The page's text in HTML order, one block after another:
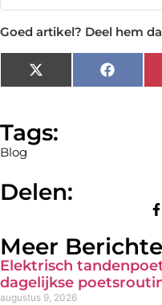
Goed artikel? Deel hem
X
(Twitter)
Tags:
Blog
Delen:
Meer
Elektrisch
dagelijkse
augustus 9, 2026